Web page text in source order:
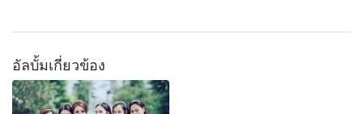
อัลบั้มเกี่ยวข้อง